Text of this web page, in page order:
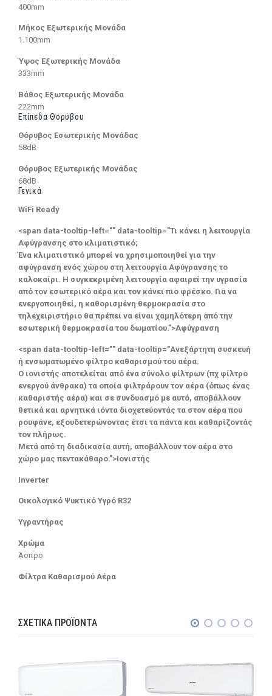
400mm
Μήκος Εξωτερικής Μονάδα
1.100mm
Ύψος Εξωτερικής Μονάδα
333mm
Βάθος Εξωτερικής Μονάδα
222mm
Επίπεδα Θορύβου
Θόρυβος Εσωτερικής Μονάδας
58dB
Θόρυβος Εξωτερικής Μονάδας
68dB
Γενικά
WiFi Ready
<span data-tooltip-left="" data-tooltip="Τι κάνει η λειτουργία
Αφύγρανσης στο κλιματιστικό;
Ένα κλιματιστικό μπορεί να χρησιμοποιηθεί για την
αφύγρανση ενός χώρου στη λειτουργία Αφύγρανσης το
καλοκαίρι. Η συγκεκριμένη λειτουργία αφαιρεί την υγρασία
από τον εσωτερικό αέρα και τον κάνει πιο φρέσκο. Για να
ενεργοποιηθεί, η καθορισμένη θερμοκρασία στο
τηλεχειριστήριο θα πρέπει να είναι χαμηλότερη από την
εσωτερική θερμοκρασία του δωματίου.”>Αφύγρανση
<span data-tooltip-left="" data-tooltip="Ανεξάρτητη συσκευή
ή ενσωματωμένο φίλτρο καθαρισμού του αέρα.
Ο ιονιστής αποτελείται από ένα σύνολο φίλτρων (πχ φίλτρο
ενεργού άνθρακα) τα οποία φιλτράρουν τον αέρα (όπως ένας
καθαριστής αέρα) και σε συνδυασμό με αυτό, αποβάλλουν
θετικά και αρνητικά ιόντα διοχετεύοντάς τα στον αέρα που
ρουφάνε, εξουδετερώνοντας έτσι τα πάντα και καθαρίζοντάς
τον πλήρως.
Μετά από τη διαδικασία αυτή, αποβάλλουν τον αέρα στο
χώρο μας πεντακάθαρο.”>Ιονιστής
Inverter
Οικολογικό Ψυκτικό Υγρό R32
Υγραντήρας
Χρώμα
Άσπρο
Φίλτρα Καθαρισμού Αέρα
ΣΧΕΤΙΚΆ ΠΡΟΪΌΝΤΑ